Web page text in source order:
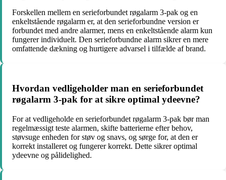
Forskellen mellem en serieforbundet røgalarm 3-pak og en
enkeltstående røgalarm er, at den serieforbundne version er
forbundet med andre alarmer, mens en enkeltstående alarm kun
fungerer individuelt. Den serieforbundne alarm sikrer en mere
omfattende dækning og hurtigere advarsel i tilfælde af brand.
Hvordan vedligeholder man en serieforbundet
røgalarm 3-pak for at sikre optimal ydeevne?
For at vedligeholde en serieforbundet røgalarm 3-pak bør man
regelmæssigt teste alarmen, skifte batterierne efter behov,
støvsuge enheden for støv og snavs, og sørge for, at den er
korrekt installeret og fungerer korrekt. Dette sikrer optimal
ydeevne og pålidelighed.